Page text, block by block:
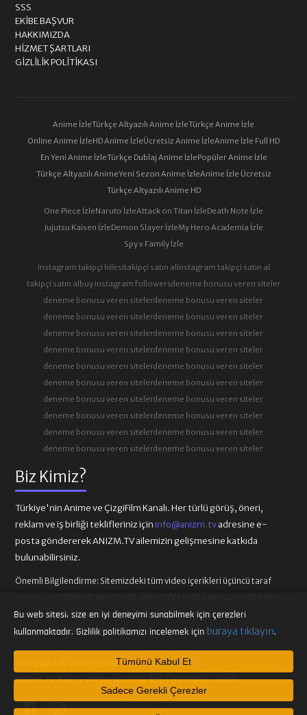
Biz Kimiz?
Türkiye'nin Anime ve ÇizgiFilm Kanalı. Her türlü görüş, öneri,
reklam ve iş birliği teklifleriniz içininfo@anizm.tvadresine e-
posta göndererek ANIZM.TV ailemizin gelişmesine katkıda
bulunabilirsiniz.
Önemli Bilgilendirme: Sitemizdeki tüm video içerikleri üçüncü taraf
içeriği barındırmamaktadır. Telif hakkı talepleri ilgili video
sağlayıcılarına iletilmelidir.
Copyright © 2013-2026
Anizm.TV Türkçe Altyazılı Anime İzle | Her hakkı saklıdır.
SSS
EKIBE BAŞVUR
HAKKIMIZDA
HIZMET ŞARTLARI
GIZLILIK POLITIKASI
Anime İzleTürkçe Altyazılı Anime İzleTürkçe Anime İzle
Online Anime İzleHD Anime İzleÜcretsiz Anime İzleAnime İzle Full HD
En Yeni Anime İzleTürkçe Dublaj Anime İzlePopüler Anime İzle
Türkçe Altyazılı AnimeYeni Sezon Anime İzleAnime İzle Ücretsiz
Türkçe Altyazılı Anime HD
One Piece İzleNaruto İzleAttack on Titan İzleDeath Note İzle
Jujutsu Kaisen İzleDemon Slayer İzleMy Hero Academia İzle
Spy x Family İzle
instagram takipçi hilesitakipçi satın alinstagram takipçi satın al
takipçi satın albuy instagram followersdeneme bonusu veren siteler
deneme bonusu veren sitelerdeneme bonusu veren siteler
deneme bonusu veren sitelerdeneme bonusu veren siteler
deneme bonusu veren sitelerdeneme bonusu veren siteler
deneme bonusu veren sitelerdeneme bonusu veren siteler
deneme bonusu veren sitelerdeneme bonusu veren siteler
deneme bonusu veren sitelerdeneme bonusu veren siteler
deneme bonusu veren sitelerdeneme bonusu veren siteler
deneme bonusu veren sitelerdeneme bonusu veren siteler
deneme bonusu veren sitelerdeneme bonusu veren siteler
deneme bonusu veren sitelerdeneme bonusu veren siteler
Bu web sitesi, size en iyi deneyimi sunabilmek için çerezleri
kullanmaktadır. Gizlilik politikamızı incelemek için buraya tıklayın.
Tümünü Kabul Et
Sadece Gerekli Çerezler